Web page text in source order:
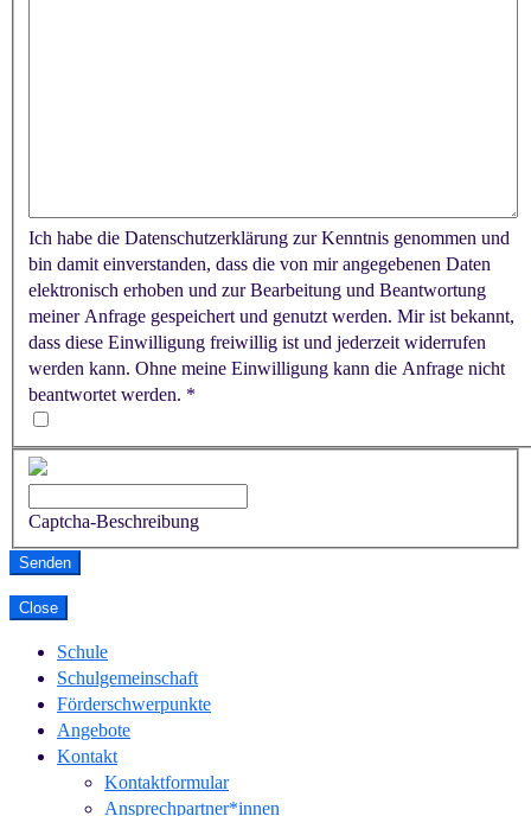
Ich habe die Datenschutzerklärung zur Kenntnis genommen und
bin damit einverstanden, dass die von mir angegebenen Daten
elektronisch erhoben und zur Bearbeitung und Beantwortung
meiner Anfrage gespeichert und genutzt werden. Mir ist bekannt,
dass diese Einwilligung freiwillig ist und jederzeit widerrufen
werden kann. Ohne meine Einwilligung kann die Anfrage nicht
beantwortet werden. *
Captcha-Beschreibung
Senden
Close
Schule
Schulgemeinschaft
Förderschwerpunkte
Angebote
Kontakt
Kontaktformular
Ansprechpartner*innen